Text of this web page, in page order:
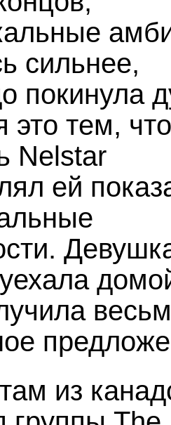
сильнее,
покинула
это тем,
Nelstar
ей
из